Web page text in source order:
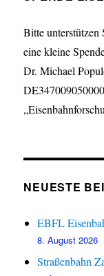
Bitte unterstützen
eine kleine
Dr. Michael
NEUESTE
EBFL
8. August 2026
Straßenbahn